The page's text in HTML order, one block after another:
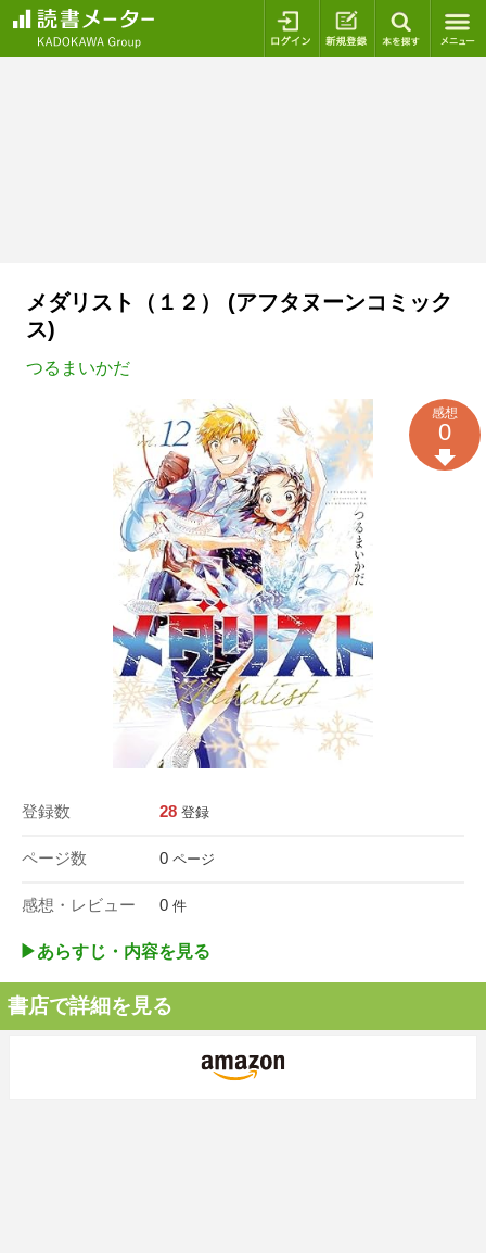
ログイン 新規登録
メダリスト（１２） (アフタヌーンコミック
ス)
つるまいかだ
登録数 28 登録
ページ数 0 ページ
感想・レビュー 0 件
感想
0
▶︎あらすじ・内容を見る
書店で詳細を見る